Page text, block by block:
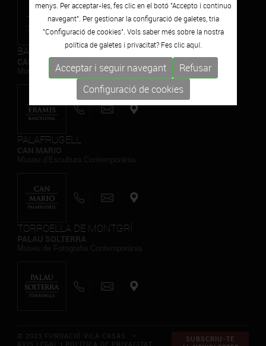
BARCELONA
CAN FRAMIS
Museu de Pintura Contemporània
PALAFRUGELL
TORROELLA DE MONTGRÍ
SUBSCRIU-TE
menys. Per acceptar-les, fes clic en el botó "Accepto i continuo
navegant". Per gestionar la configuració de galetes, tria
"Configuració de cookies". Vols saber més sobre la nostra
política de galetes i privacitat? Fes clicaquí.
Acceptar i seguir navegant
Refusar
Configuració de cookies